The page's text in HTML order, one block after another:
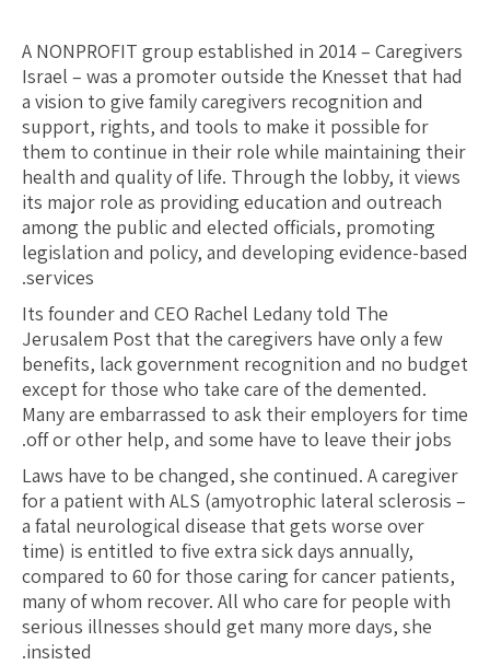
A NONPROFIT group established in 2014 – Caregivers
Israel – was a promoter outside the Knesset that had
a vision to give family caregivers recognition and
support, rights, and tools to make it possible for
them to continue in their role while maintaining their
health and quality of life. Through the lobby, it views
its major role as providing education and outreach
among the public and elected officials, promoting
legislation and policy, and developing evidence-based
services.
Its founder and CEO Rachel Ledany told The
Jerusalem Post that the caregivers have only a few
benefits, lack government recognition and no budget
except for those who take care of the demented.
Many are embarrassed to ask their employers for time
off or other help, and some have to leave their jobs.
Laws have to be changed, she continued. A caregiver
for a patient with ALS (amyotrophic lateral sclerosis –
a fatal neurological disease that gets worse over
time) is entitled to five extra sick days annually,
compared to 60 for those caring for cancer patients,
many of whom recover. All who care for people with
serious illnesses should get many more days, she
insisted.